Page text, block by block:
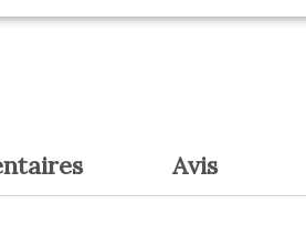
Avis